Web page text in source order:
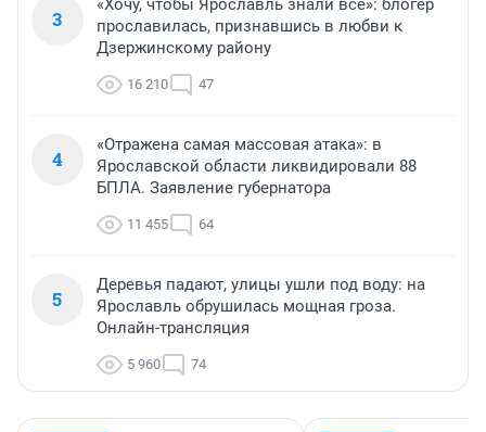
3
«Хочу, чтобы Ярославль знали все»: блогер
прославилась, признавшись в любви к
Дзержинскому району
16 210 47
4
«Отражена самая массовая атака»: в
Ярославской области ликвидировали 88
БПЛА. Заявление губернатора
11 455 64
5
Деревья падают, улицы ушли под воду: на
Ярославль обрушилась мощная гроза.
Онлайн-трансляция
5 960 74